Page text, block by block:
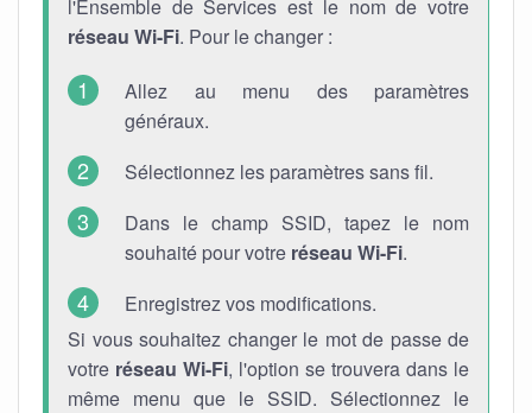
l'Ensemble de Services est le nom de votre
réseau Wi-Fi. Pour le changer :
Allez au menu des paramètres
généraux.
Sélectionnez les paramètres sans fil.
Dans le champ SSID, tapez le nom
souhaité pour votre réseau Wi-Fi.
Enregistrez vos modifications.
Si vous souhaitez changer le mot de passe de
votre réseau Wi-Fi, l'option se trouvera dans le
même menu que le SSID. Sélectionnez le